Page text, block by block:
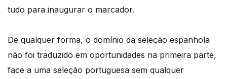
tudo para inaugurar o marcador.
De qualquer forma, o domínio da seleção espanhola
não foi traduzido em oportunidades na primeira parte,
face a uma seleção portuguesa sem qualquer